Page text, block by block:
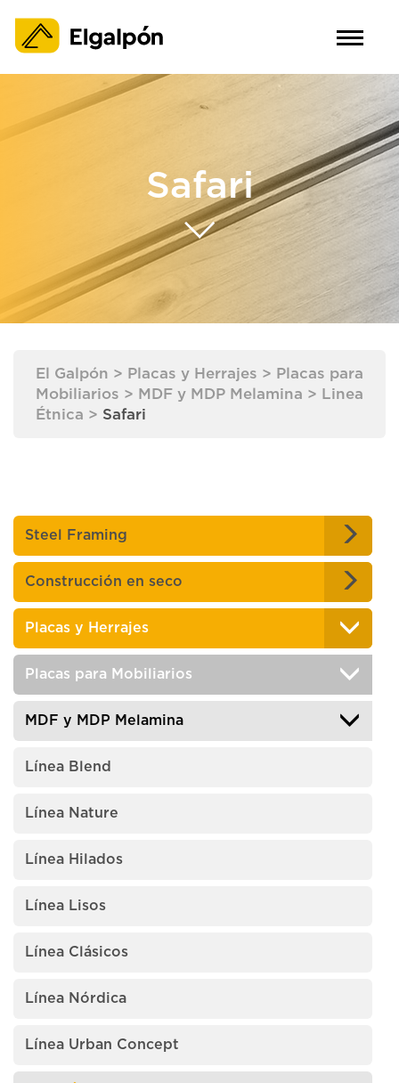
Safari
El Galpón > Placas y Herrajes > Placas para
Mobiliarios > MDF y MDP Melamina > Linea
Étnica > Safari
Steel Framing
Construcción en seco
Placas y Herrajes
Placas para Mobiliarios
MDF y MDP Melamina
Línea Blend
Línea Nature
Línea Hilados
Línea Lisos
Línea Clásicos
Línea Nórdica
Línea Urban Concept